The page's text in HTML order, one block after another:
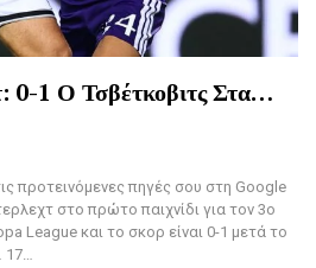
1 Ο Τσβέτκοβιτς Στα…
προτεινόμενες πηγές σου στη Google
στο πρώτο παιχνίδι για τον 3ο
League και το σκορ είναι 0-1 μετά το